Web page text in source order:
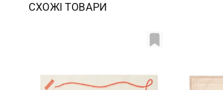
СХОЖІ ТОВАРИ